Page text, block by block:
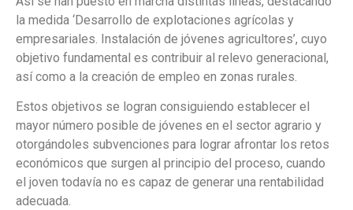
la medida ‘Desarrollo de explotaciones agrícolas y
empresariales. Instalación de jóvenes agricultores’, cuyo
objetivo fundamental es contribuir al relevo generacional,
así como a la creación de empleo en zonas rurales.
Estos objetivos se logran consiguiendo establecer el
mayor número posible de jóvenes en el sector agrario y
otorgándoles subvenciones para lograr afrontar los retos
económicos que surgen al principio del proceso, cuando
el joven todavía no es capaz de generar una rentabilidad
adecuada.